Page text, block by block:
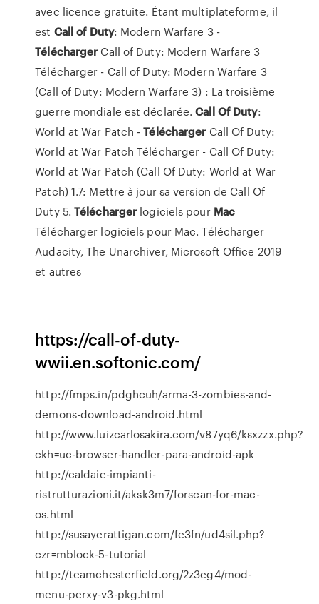
avec licence gratuite. Étant multiplateforme, il
est Callof Duty: Modern Warfare 3 -
Télécharger Call of Duty: Modern Warfare 3
Télécharger - Call of Duty: Modern Warfare 3
(Call of Duty: Modern Warfare 3) : La troisième
guerre mondiale est déclarée.Call Of Duty:
World at War Patch -Télécharger Call Of Duty:
World at War Patch Télécharger - Call Of Duty:
World at War Patch (Call Of Duty: World at War
Patch) 1.7: Mettre à jour sa version de Call Of
Duty 5.Télécharger logiciels pour Mac
Télécharger logiciels pour Mac. Télécharger
Audacity, The Unarchiver, Microsoft Office 2019
et autres
https://call-of-duty-
wwii.en.softonic.com/
http://fmps.in/pdghcuh/arma-3-zombies-and-
demons-download-android.html
http://www.luizcarlosakira.com/v87yq6/ksxzzx.php?
ckh=uc-browser-handler-para-android-apk
http://caldaie-impianti-
ristrutturazioni.it/aksk3m7/forscan-for-mac-
os.html
http://susayerattigan.com/fe3fn/ud4sil.php?
czr=mblock-5-tutorial
http://teamchesterfield.org/2z3eg4/mod-
menu-perxy-v3-pkg.html